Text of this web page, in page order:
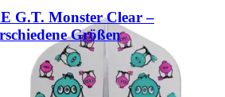
G.T. Monster Clear –
Größen